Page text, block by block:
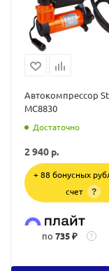
Автокомпрессор
MC8830
Достаточно
2 940 р.
+ 88 бонусных
счет
?
по 735 ₽ ?